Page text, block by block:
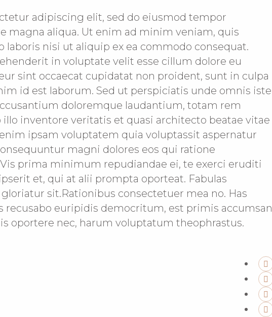
adipiscing elit, sed do eiusmod tempor
magna aliqua. Ut enim ad minim veniam, quis
laboris nisi ut aliquip ex ea commodo consequat.
in voluptate velit esse cillum dolore eu
sint occaecat cupidatat non proident, sunt in culpa
id est laborum. Sed ut perspiciatis unde omnis iste
doloremque laudantium, totam rem
illo inventore veritatis et quasi architecto beatae vitae
ipsam voluptatem quia voluptassit aspernatur
magni dolores eos qui ratione
prima minimum repudiandae ei, te exerci eruditi
et, qui at alii prompta oporteat. Fabulas
sit.Rationibus consectetuer mea no. Has
recusabo euripidis democritum, est primis accumsan
oportere nec, harum voluptatum theophrastus.